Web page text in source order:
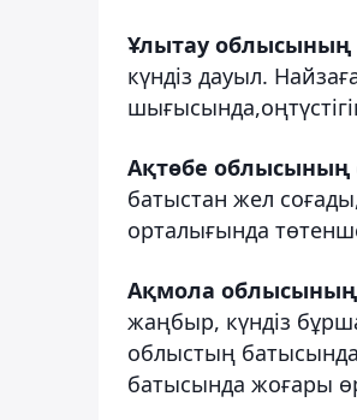
Ұлытау облысының
күндіз дауыл.
Ақтөбе облысының
батыстан жел
орталығында
Ақмола облысының
жаңбыр, күндіз
облыстың батысында,
батысында жоғары